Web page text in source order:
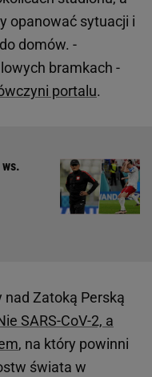
opanować sytuacji i
domów. -
bramkach -
portalu.
Zatoką Perską
SARS-CoV-2, a
, na który powinni
świata w